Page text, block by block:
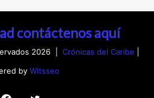
contáctenos aquí
2026 | Crónicas del Caribe
by Witsseo